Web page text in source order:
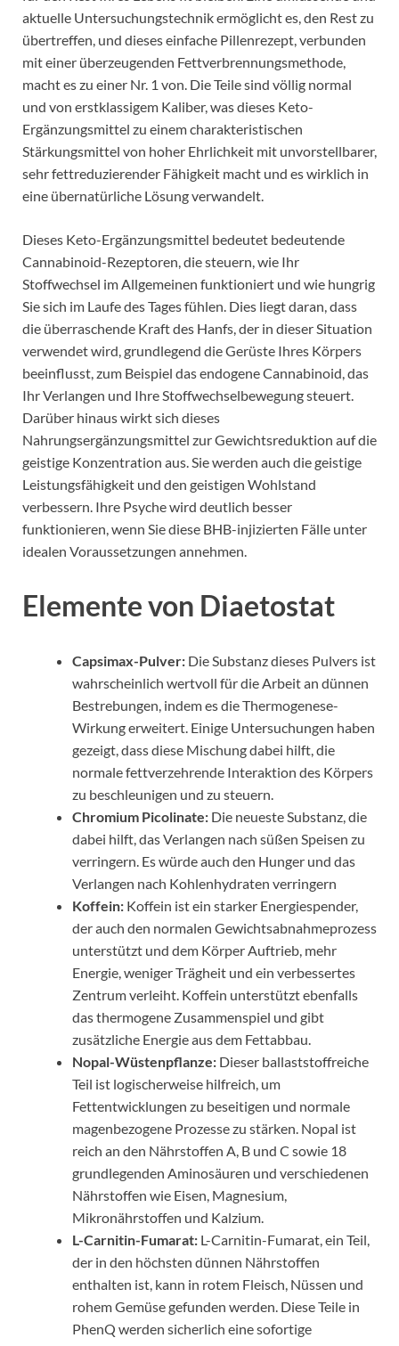
aktuelle Untersuchungstechnik ermöglicht es, den Rest zu
übertreffen, und dieses einfache Pillenrezept, verbunden
mit einer überzeugenden Fettverbrennungsmethode,
macht es zu einer Nr. 1 von. Die Teile sind völlig normal
und von erstklassigem Kaliber, was dieses Keto-
Ergänzungsmittel zu einem charakteristischen
Stärkungsmittel von hoher Ehrlichkeit mit unvorstellbarer,
sehr fettreduzierender Fähigkeit macht und es wirklich in
eine übernatürliche Lösung verwandelt.
Dieses Keto-Ergänzungsmittel bedeutet bedeutende
Cannabinoid-Rezeptoren, die steuern, wie Ihr
Stoffwechsel im Allgemeinen funktioniert und wie hungrig
Sie sich im Laufe des Tages fühlen. Dies liegt daran, dass
die überraschende Kraft des Hanfs, der in dieser Situation
verwendet wird, grundlegend die Gerüste Ihres Körpers
beeinflusst, zum Beispiel das endogene Cannabinoid, das
Ihr Verlangen und Ihre Stoffwechselbewegung steuert.
Darüber hinaus wirkt sich dieses
Nahrungsergänzungsmittel zur Gewichtsreduktion auf die
geistige Konzentration aus. Sie werden auch die geistige
Leistungsfähigkeit und den geistigen Wohlstand
verbessern. Ihre Psyche wird deutlich besser
funktionieren, wenn Sie diese BHB-injizierten Fälle unter
idealen Voraussetzungen annehmen.
Elemente von Diaetostat
Capsimax-Pulver: Die Substanz dieses Pulvers ist
wahrscheinlich wertvoll für die Arbeit an dünnen
Bestrebungen, indem es die Thermogenese-
Wirkung erweitert. Einige Untersuchungen haben
gezeigt, dass diese Mischung dabei hilft, die
normale fettverzehrende Interaktion des Körpers
zu beschleunigen und zu steuern.
Chromium Picolinate: Die neueste Substanz, die
dabei hilft, das Verlangen nach süßen Speisen zu
verringern. Es würde auch den Hunger und das
Verlangen nach Kohlenhydraten verringern
Koffein: Koffein ist ein starker Energiespender,
der auch den normalen Gewichtsabnahmeprozess
unterstützt und dem Körper Auftrieb, mehr
Energie, weniger Trägheit und ein verbessertes
Zentrum verleiht. Koffein unterstützt ebenfalls
das thermogene Zusammenspiel und gibt
zusätzliche Energie aus dem Fettabbau.
Nopal-Wüstenpflanze: Dieser ballaststoffreiche
Teil ist logischerweise hilfreich, um
Fettentwicklungen zu beseitigen und normale
magenbezogene Prozesse zu stärken. Nopal ist
reich an den Nährstoffen A, B und C sowie 18
grundlegenden Aminosäuren und verschiedenen
Nährstoffen wie Eisen, Magnesium,
Mikronährstoffen und Kalzium.
L-Carnitin-Fumarat: L-Carnitin-Fumarat, ein Teil,
der in den höchsten dünnen Nährstoffen
enthalten ist, kann in rotem Fleisch, Nüssen und
rohem Gemüse gefunden werden. Diese Teile in
PhenQ werden sicherlich eine sofortige